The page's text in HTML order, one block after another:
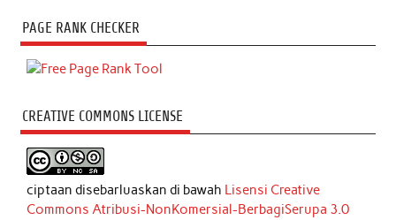
PAGE RANK CHECKER
CREATIVE COMMONS LICENSE
ciptaan disebarluaskan di bawah Lisensi Creative
Commons Atribusi-NonKomersial-BerbagiSerupa 3.0